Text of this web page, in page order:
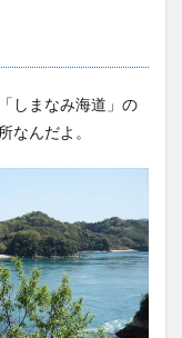
しまなみ海道」の
なんだよ。